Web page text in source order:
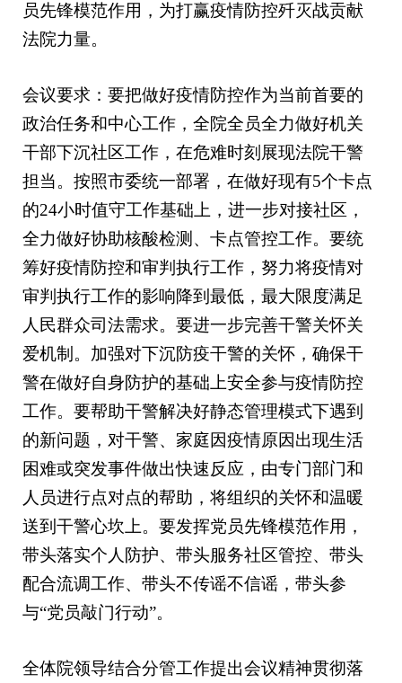
员先锋模范作用，为打赢疫情防控歼灭战贡献
法院力量。
会议要求：要把做好疫情防控作为当前首要的
政治任务和中心工作，全院全员全力做好机关
干部下沉社区工作，在危难时刻展现法院干警
担当。按照市委统一部署，在做好现有5个卡点
的24小时值守工作基础上，进一步对接社区，
全力做好协助核酸检测、卡点管控工作。要统
筹好疫情防控和审判执行工作，努力将疫情对
审判执行工作的影响降到最低，最大限度满足
人民群众司法需求。要进一步完善干警关怀关
爱机制。加强对下沉防疫干警的关怀，确保干
警在做好自身防护的基础上安全参与疫情防控
工作。要帮助干警解决好静态管理模式下遇到
的新问题，对干警、家庭因疫情原因出现生活
困难或突发事件做出快速反应，由专门部门和
人员进行点对点的帮助，将组织的关怀和温暖
送到干警心坎上。要发挥党员先锋模范作用，
带头落实个人防护、带头服务社区管控、带头
配合流调工作、带头不传谣不信谣，带头参
与“党员敲门行动”。
全体院领导结合分管工作提出会议精神贯彻落